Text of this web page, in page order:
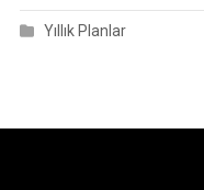
Yıllık Planlar